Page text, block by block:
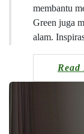
membantu
Green juga
alam.
Read